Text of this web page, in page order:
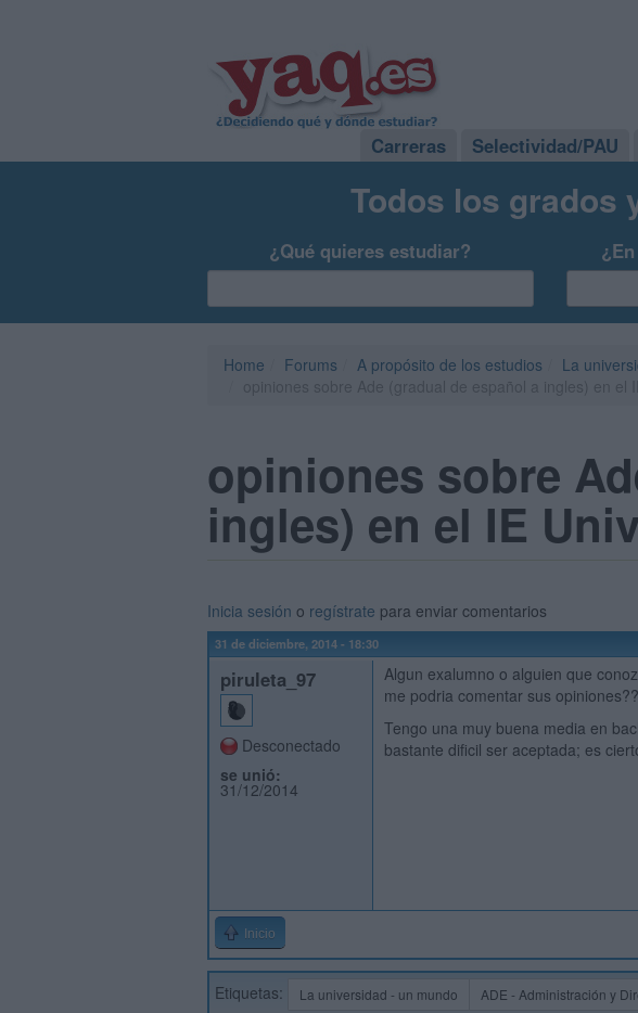
Carreras Selectividad/PAU
Todos los grados
¿Qué quieres estudiar?
Home Forums A propósito de los estudios
La
opiniones sobre
ingles) en el IE
Inicia sesión o regístrate para enviar comentarios
31 de diciembre, 2014 - 18:30
piruleta_97
Desconectado
se unió:
31/12/2014
Algun exalumno o alguien que
me podria comentar sus opiniones??
Tengo una muy buena media en
bastante dificil ser aceptada; es
Inicio
Etiquetas: La universidad - un mundo ADE - Administración y